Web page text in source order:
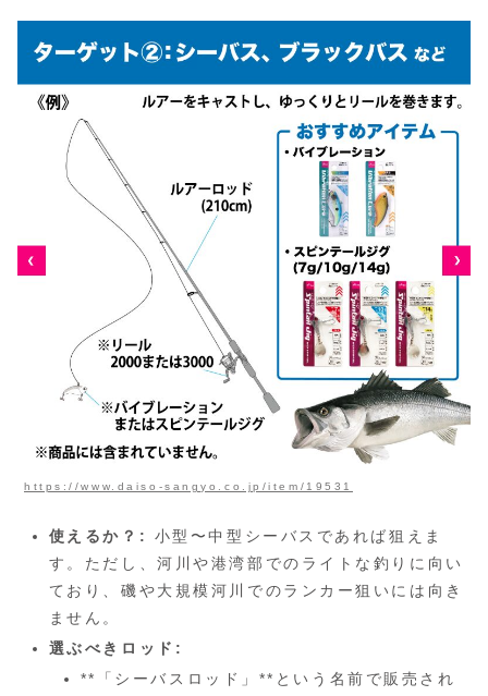
https://www.daiso-sangyo.co.jp/item/19531
使えるか？:
小型〜中型シーバスであれば狙えま
す。ただし、河川や港湾部でのライトな釣りに向い
ており、磯や大規模河川でのランカー狙いには向き
ません。
選ぶべきロッド:
**「シーバスロッド」**という名前で販売され